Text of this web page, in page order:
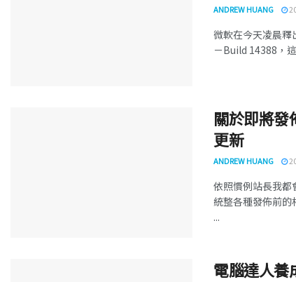
ANDREW HUANG
微軟在今天凌晨釋
－Build 14388，
關於即將發
更新
ANDREW HUANG
依照慣例站長我都
統整各種發佈前
...
電腦達人養